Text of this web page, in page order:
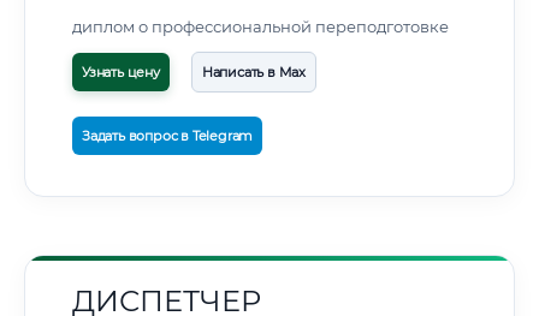
диплом о профессиональной переподготовке
Узнать цену Написать в Max
Задать вопрос в Telegram
ДИСПЕТЧЕР